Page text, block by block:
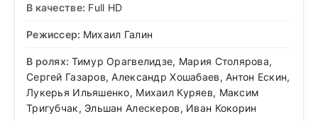
В качестве: Full HD
Режиссер: Михаил Галин
В ролях: Тимур Орагвелидзе, Мария Столярова,
Сергей Газаров, Александр Хошабаев, Антон Ескин,
Лукерья Ильяшенко, Михаил Куряев, Максим
Тригубчак, Эльшан Алескеров, Иван Кокорин